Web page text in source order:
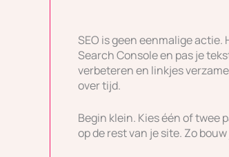
SEO is geen eenmalige actie.
Search Console en pas je
verbeteren en linkjes
over tijd.
Begin klein. Kies één of twee
op de rest van je site. Zo